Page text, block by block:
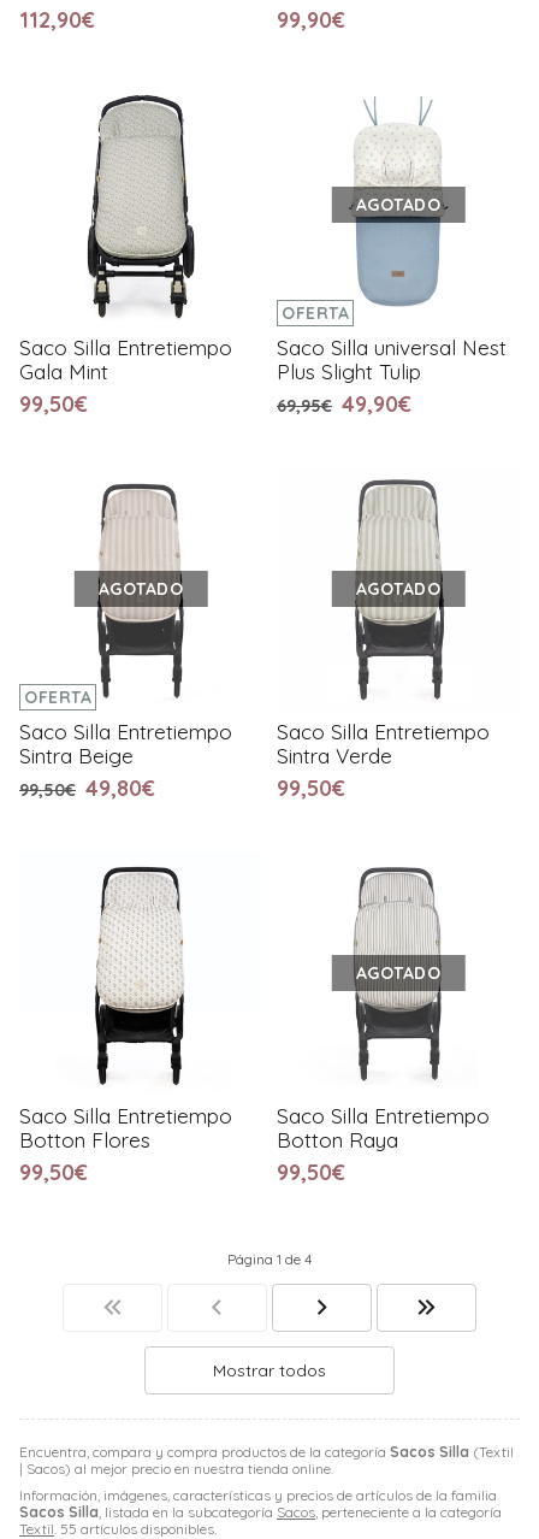
Encuentra, compara y compra productos de la categoría Sacos Silla (Textil
| Sacos) al mejor precio en nuestra tienda online.
Información, imágenes, características y precios de artículos de la familia
Sacos Silla , listada en la subcategoría Sacos , perteneciente a la categoría
Textil . 55 artículos disponibles.
112,90€ 99,90€
Saco Silla Entretiempo
Gala Mint
99,50€
OFERTA
AGOTADO
Saco Silla universal Nest
Plus Slight Tulip
69,95€ 49,90€
OFERTA
AGOTADO
Saco Silla Entretiempo
Sintra Beige
99,50€ 49,80€
AGOTADO
Saco Silla Entretiempo
Sintra Verde
99,50€
Saco Silla Entretiempo
Botton Flores
99,50€
AGOTADO
Saco Silla Entretiempo
Botton Raya
99,50€
Página 1 de 4
Mostrar todos